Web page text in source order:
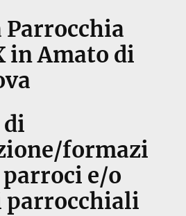
Parrocchia
in Amato di
formazi
e/o
parrocchiali